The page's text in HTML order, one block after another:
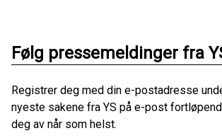
Følg pressemeldinger fra
Registrer deg med din e-postadresse
nyeste sakene fra YS på e-post
deg av når som helst.